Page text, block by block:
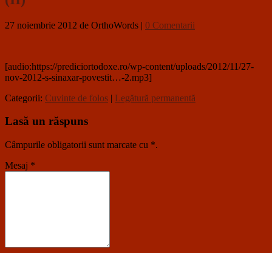
27 noiembrie 2012 de OrthoWords | 0 Comentarii
[audio:https://prediciortodoxe.ro/wp-content/uploads/2012/11/27-
nov-2012-s-sinaxar-povestit…-2.mp3]
Categorii: Cuvinte de folos | Legătură permanentă
Lasă un răspuns
Câmpurile obligatorii sunt marcate cu *.
Mesaj *